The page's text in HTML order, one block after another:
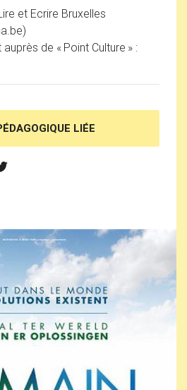
et Ecrire Bruxelles
auprès de « Point Culture » :
LIÉE